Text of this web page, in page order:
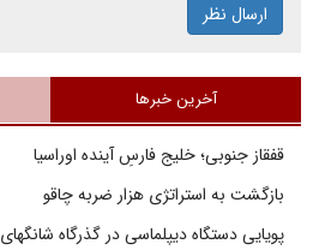
ارسال نظر
آخرین خبرها
قفقاز جنوبی؛ خلیج فارسِ آینده اوراسیا
بازگشت به استراتژی هزار ضربه چاقو
پویایی دستگاه دیپلماسی در گذرگاه شانگهای